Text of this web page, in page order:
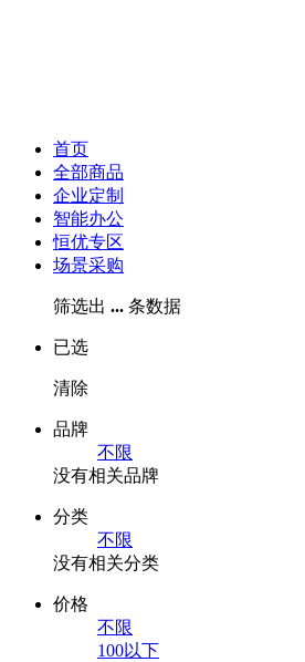
首页
全部商品
企业定制
智能办公
恒优专区
场景采购
筛选出 ... 条数据
已选
清除
品牌
不限
没有相关品牌
分类
不限
没有相关分类
价格
不限
100以下